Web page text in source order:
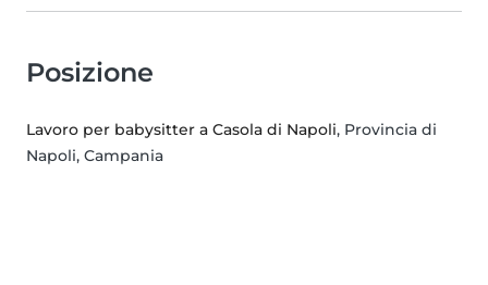
Posizione
Lavoro per babysitter a Casola di Napoli, Provincia di
Napoli, Campania